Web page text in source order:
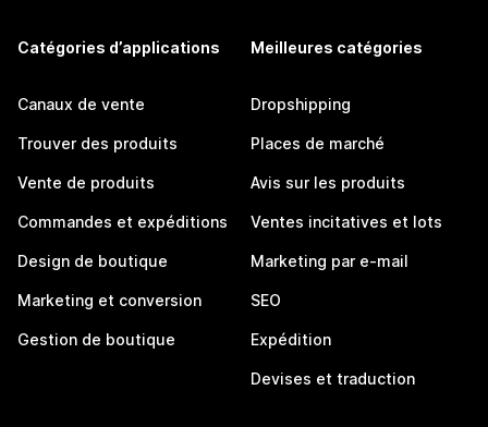
Catégories d’applications
Canaux de vente
Trouver des produits
Vente de produits
Commandes et expéditions
Design de boutique
Marketing et conversion
Gestion de boutique
Meilleures catégories
Dropshipping
Places de marché
Avis sur les produits
Ventes incitatives et lots
Marketing par e-mail
SEO
Expédition
Devises et traduction